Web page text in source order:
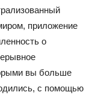
приложение
о
вы больше
с помощью